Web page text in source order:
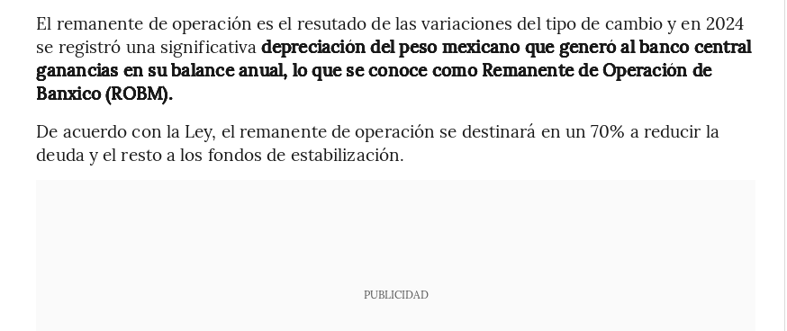
El remanente de operación es el resutado de las variaciones del tipo de cambio y en 2024
se registró una significativadepreciación del peso mexicano que generó al banco central
ganancias en su balance anual, lo que se conoce como Remanente de Operación de
Banxico (ROBM).
De acuerdo con la Ley, el remanente de operación se destinará en un 70% a reducir la
deuda y el resto a los fondos de estabilización.
PUBLICIDAD